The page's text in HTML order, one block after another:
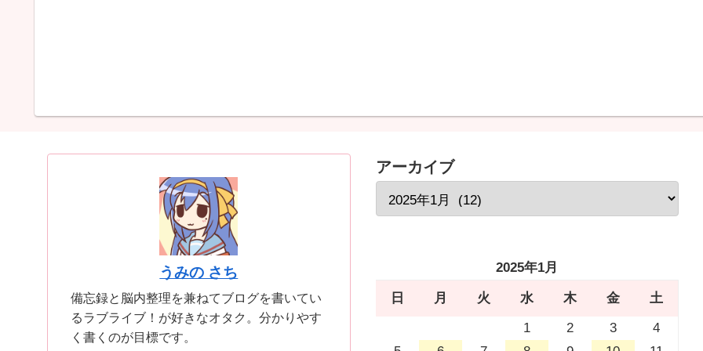
うみの さち
備忘録と脳内整理を兼ねてブログを書いてい
るラブライブ！が好きなオタク。分かりやす
く書くのが目標です。
アーカイブ
2025年1月
日 月 火 水 木 金
土
1
2 3
4